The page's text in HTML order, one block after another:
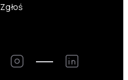
Zgłoś
Instagram LinkedIn